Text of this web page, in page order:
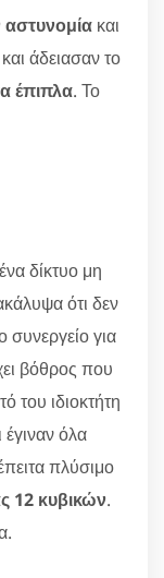
και
άδειασαν το
έπιπλα. Το
δίκτυο μη
ότι δεν
για
βόθρος που
του ιδιοκτήτη
έγιναν όλα
πλύσιμο
12 κυβικών.